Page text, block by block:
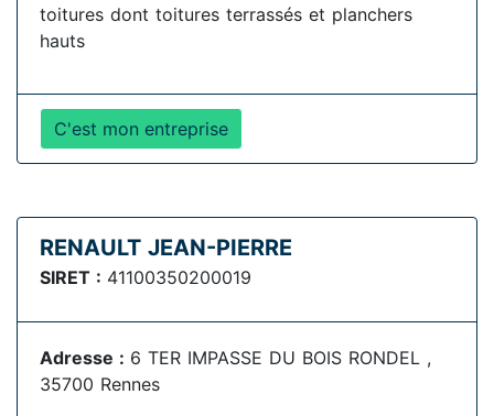
toitures dont toitures terrassés et planchers
hauts
C'est mon entreprise
RENAULT JEAN-PIERRE
SIRET : 41100350200019
Adresse : 6 TER IMPASSE DU BOIS RONDEL ,
35700 Rennes